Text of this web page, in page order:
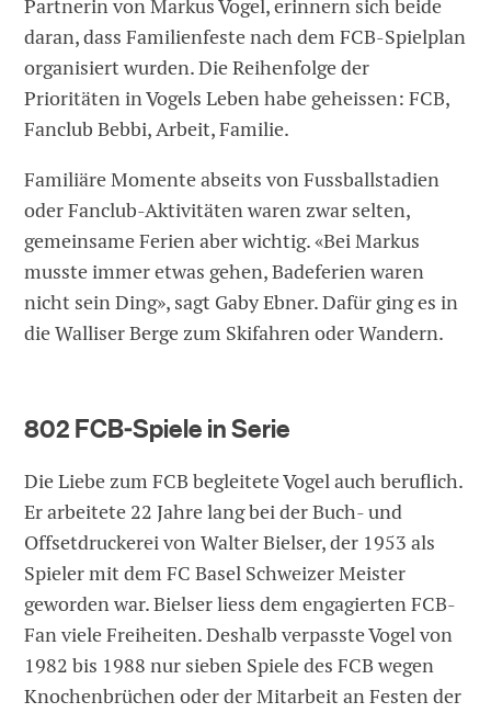
Partnerin von Markus Vogel, erinnern sich beide
daran, dass Familienfeste nach dem FCB-Spielplan
organisiert wurden. Die Reihenfolge der
Prioritäten in Vogels Leben habe geheissen: FCB,
Fanclub Bebbi, Arbeit, Familie.
Familiäre Momente abseits von Fussballstadien
oder Fanclub-Aktivitäten waren zwar selten,
gemeinsame Ferien aber wichtig. «Bei Markus
musste immer etwas gehen, Badeferien waren
nicht sein Ding», sagt Gaby Ebner. Dafür ging es in
die Walliser Berge zum Skifahren oder Wandern.
802 FCB-Spiele in Serie
Die Liebe zum FCB begleitete Vogel auch beruflich.
Er arbeitete 22 Jahre lang bei der Buch- und
Offsetdruckerei von Walter Bielser, der 1953 als
Spieler mit dem FC Basel Schweizer Meister
geworden war. Bielser liess dem engagierten FCB-
Fan viele Freiheiten. Deshalb verpasste Vogel von
1982 bis 1988 nur sieben Spiele des FCB wegen
Knochenbrüchen oder der Mitarbeit an Festen der